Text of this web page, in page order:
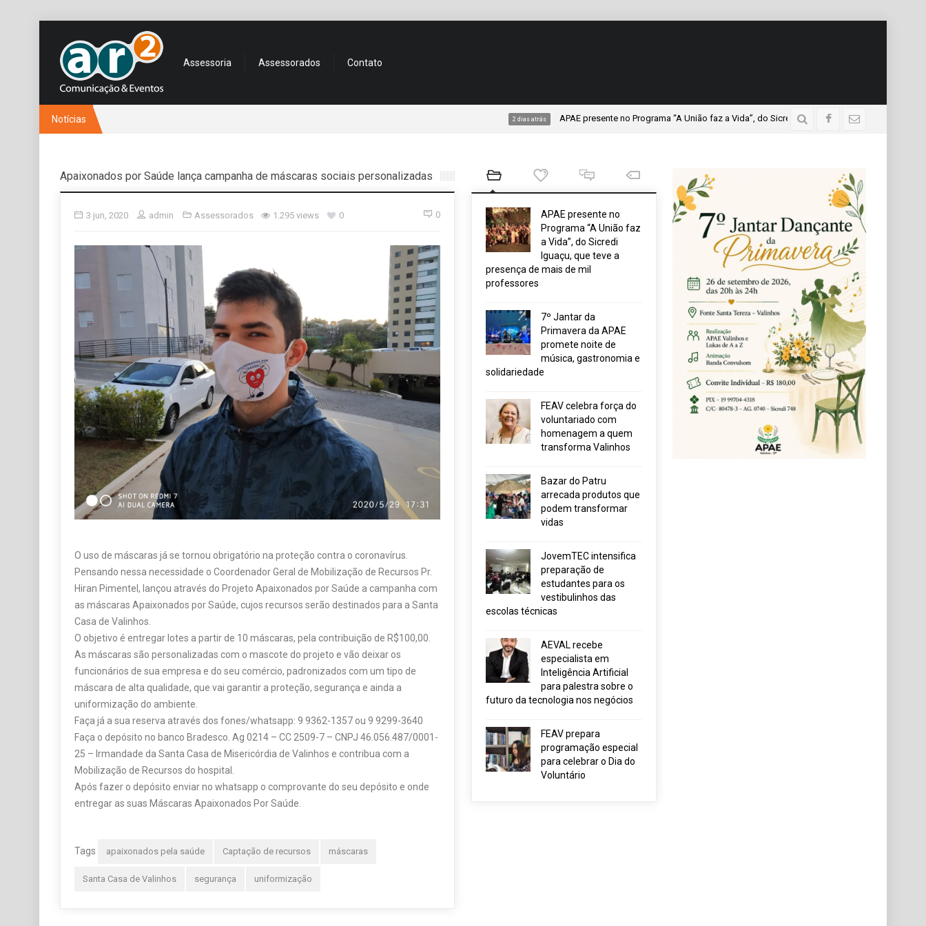
Assessoria Assessorados Contato
Notícias APAE presente no Programa “A União faz a Vida”, do Sicredi Iguaçu, que teve a presença de mais
Apaixonados por Saúde lança campanha de máscaras sociais personalizadas
3 jun, 2020 admin Assessorados 1.295 views 0 0
O uso de máscaras já se tornou obrigatório na proteção contra o coronavírus.
Pensando nessa necessidade o Coordenador Geral de Mobilização de Recursos Pr.
Hiran Pimentel, lançou através do Projeto Apaixonados por Saúde a campanha com
as máscaras Apaixonados por Saúde, cujos recursos serão destinados para a Santa
Casa de Valinhos.
O objetivo é entregar lotes a partir de 10 máscaras, pela contribuição de R$100,00.
As máscaras são personalizadas com o mascote do projeto e vão deixar os
funcionários de sua empresa e do seu comércio, padronizados com um tipo de
máscara de alta qualidade, que vai garantir a proteção, segurança e ainda a
uniformização do ambiente.
Faça já a sua reserva através dos fones/whatsapp: 9 9362-1357 ou 9 9299-3640
Faça o depósito no banco Bradesco. Ag 0214 – CC 2509-7 – CNPJ 46.056.487/0001-
25 – Irmandade da Santa Casa de Misericórdia de Valinhos e contribua com a
Mobilização de Recursos do hospital.
Após fazer o depósito enviar no whatsapp o comprovante do seu depósito e onde
entregar as suas Máscaras Apaixonados Por Saúde.
Tags apaixonados pela saúde Captação de recursos máscaras
Santa Casa de Valinhos segurança uniformização
APAE presente no
Programa “A União faz
a Vida”, do Sicredi
Iguaçu, que teve a
presença de mais de mil
professores
7º Jantar da
Primavera da APAE
promete noite de
música, gastronomia e
solidariedade
FEAV celebra força do
voluntariado com
homenagem a quem
transforma Valinhos
Bazar do Patru
arrecada produtos que
podem transformar
vidas
JovemTEC intensifica
preparação de
estudantes para os
vestibulinhos das
escolas técnicas
AEVAL recebe
especialista em
Inteligência Artificial
para palestra sobre o
futuro da tecnologia nos negócios
FEAV prepara
programação especial
para celebrar o Dia do
Voluntário